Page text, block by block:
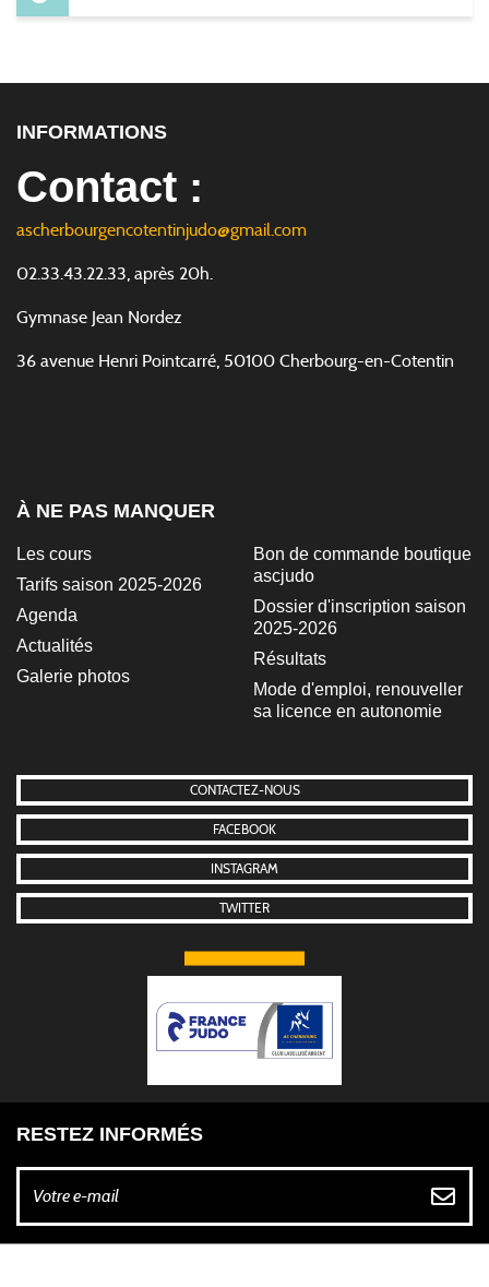
INFORMATIONS
Contact :
ascherbourgencotentinjudo@gmail.com
02.33.43.22.33, après 20h.
Gymnase Jean Nordez
36 avenue Henri Pointcarré, 50100 Cherbourg-en-Cotentin
À NE PAS MANQUER
Les cours
Tarifs saison 2025-2026
Agenda
Actualités
Galerie photos
Bon de commande boutique
ascjudo
Dossier d'inscription saison
2025-2026
Résultats
Mode d'emploi, renouveller
sa licence en autonomie
CONTACTEZ-NOUS
FACEBOOK
INSTAGRAM
TWITTER
RESTEZ INFORMÉS